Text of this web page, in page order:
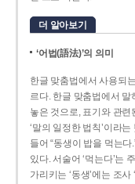
더 알아보기
‘어법(語法)’의 의미
한글 맞춤법에서 사용되
르다. 한글 맞춤법에서 말
놓은 것으로, 표기와 관련
‘말의 일정한 법칙’이라
들어 “동생이 밥을 먹는
있다. 서술어 ‘먹는다’는
가리키는 ‘동생’에는 조사